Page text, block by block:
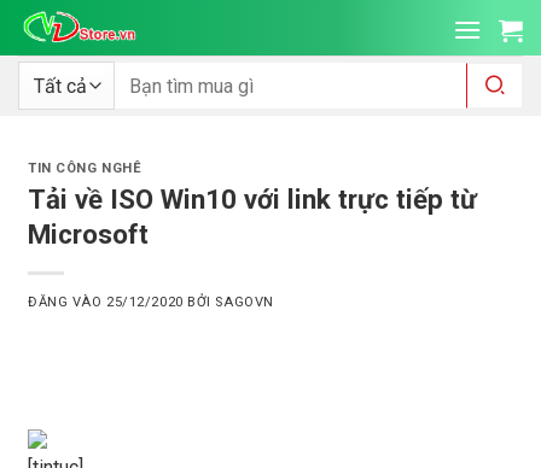
qua
dung
Tìm
kiếm:
TIN CÔNG NGHÊ
Tải về ISO Win10 với link trực tiếp từ
Microsoft
ĐĂNG VÀO 25/12/2020 BỞI SAGOVN